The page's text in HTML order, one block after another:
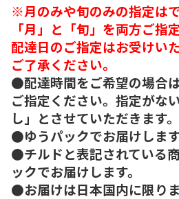
※月のみや旬のみの指定は
「月」と「旬」を両方ご指
配達日のご指定はお受けい
ご了承ください。
●配達時間をご希望の場合
ご指定ください。指定がな
し」とさせていただきます。
●ゆうパックでお届けします
●チルドと表記されている
ックでお届けします。
●お届けは日本国内に限りま